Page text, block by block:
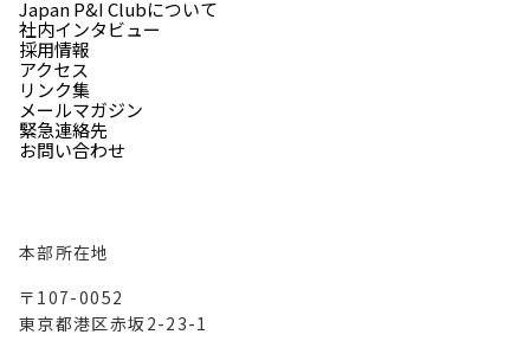
本部所在地
〒107-0052
東京都港区赤坂2-23-1
社内インタビュー
緊急連絡先
採用情報
リンク集
アクセス
メールマガジン
Japan P&I Clubについて
お問い合わせ